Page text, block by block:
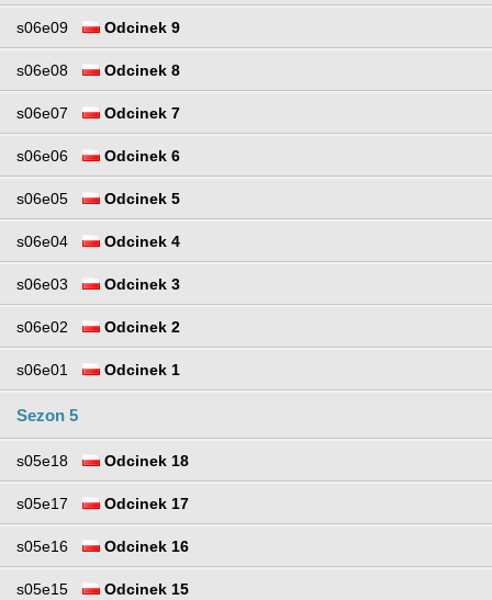
s06e09 Odcinek 9
s06e08 Odcinek 8
s06e07 Odcinek 7
s06e06 Odcinek 6
s06e05 Odcinek 5
s06e04 Odcinek 4
s06e03 Odcinek 3
s06e02 Odcinek 2
s06e01 Odcinek 1
Sezon 5
s05e18 Odcinek 18
s05e17 Odcinek 17
s05e16 Odcinek 16
s05e15 Odcinek 15